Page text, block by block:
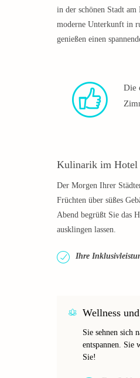
in der schönen Stadt
moderne Unterkunft in
genießen einen
Die
Kulinarik im Hotel
Der Morgen Ihrer
Früchten über süßes
Abend begrüßt Sie das
ausklingen lassen.
Ihre
Wellness
Sie sehnen sich
entspannen. Sie
Sie!